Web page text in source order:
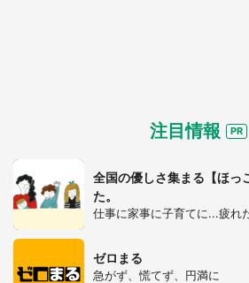
注目情報
全国の優しさ集まる【ほっ
た。
仕事に家事に子育てに...疲れ
ゼロまる
急がず、慌てず、円満に